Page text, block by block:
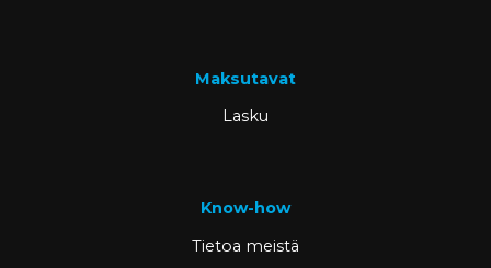
Maksutavat
Lasku
Know-how
Tietoa meistä